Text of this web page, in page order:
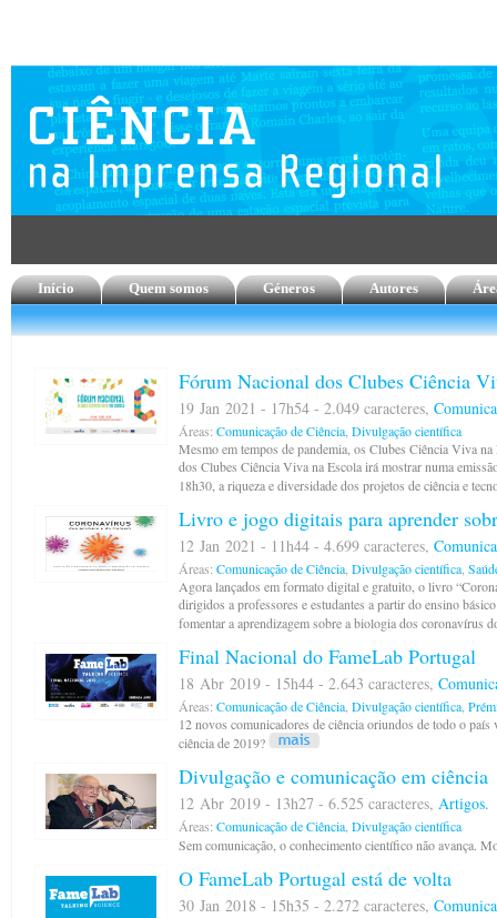
Início Quem somos Géneros Autores
Fórum Nacional dos Clubes Ciência
19 Jan 2021 - 17h54 - 2.049 caracteres,
Áreas: Comunicação de Ciência Divulgação científica
Mesmo em tempos de pandemia, os Clubes Ciência Viva
dos Clubes Ciência Viva na Escola irá mostrar numa
18h30, a riqueza e diversidade dos projetos de ciência e
Livro e jogo digitais para aprender
12 Jan 2021 - 11h44 - 4.699 caracteres,
Áreas: Comunicação de Ciência Divulgação científica
Agora lançados em formato digital e gratuito, o livro
dirigidos a professores e estudantes a partir do ensino
fomentar a aprendizagem sobre a biologia dos coronavírus
Final Nacional do FameLab Portugal
18 Abr 2019 - 15h44 - 2.643 caracteres,
Áreas: Comunicação de Ciência Divulgação científica
12 novos comunicadores de ciência oriundos de todo o
ciência de 2019?
Divulgação e comunicação em ciência
12 Abr 2019 - 13h27 - 6.525 caracteres, Artigos.
Áreas: Comunicação de Ciência Divulgação científica
Sem comunicação, o conhecimento científico não avança.
O FameLab Portugal está de volta
30 Jan 2018 - 15h35 - 2.272 caracteres,